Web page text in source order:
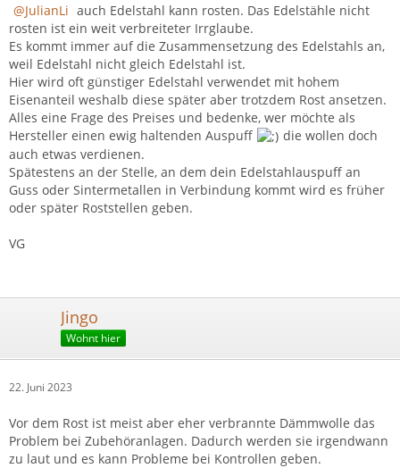
JulianLi auch Edelstahl kann rosten. Das Edelstähle nicht
rosten ist ein weit verbreiteter Irrglaube.
Es kommt immer auf die Zusammensetzung des Edelstahls an,
weil Edelstahl nicht gleich Edelstahl ist.
Hier wird oft günstiger Edelstahl verwendet mit hohem
Eisenanteil weshalb diese später aber trotzdem Rost ansetzen.
Alles eine Frage des Preises und bedenke, wer möchte als
Hersteller einen ewig haltenden Auspuff
die wollen doch
auch etwas verdienen.
Spätestens an der Stelle, an dem dein Edelstahlauspuff an
Guss oder Sintermetallen in Verbindung kommt wird es früher
oder später Roststellen geben.
VG
Jingo
Wohnt hier
22. Juni 2023
Vor dem Rost ist meist aber eher verbrannte Dämmwolle das
Problem bei Zubehöranlagen. Dadurch werden sie irgendwann
zu laut und es kann Probleme bei Kontrollen geben.